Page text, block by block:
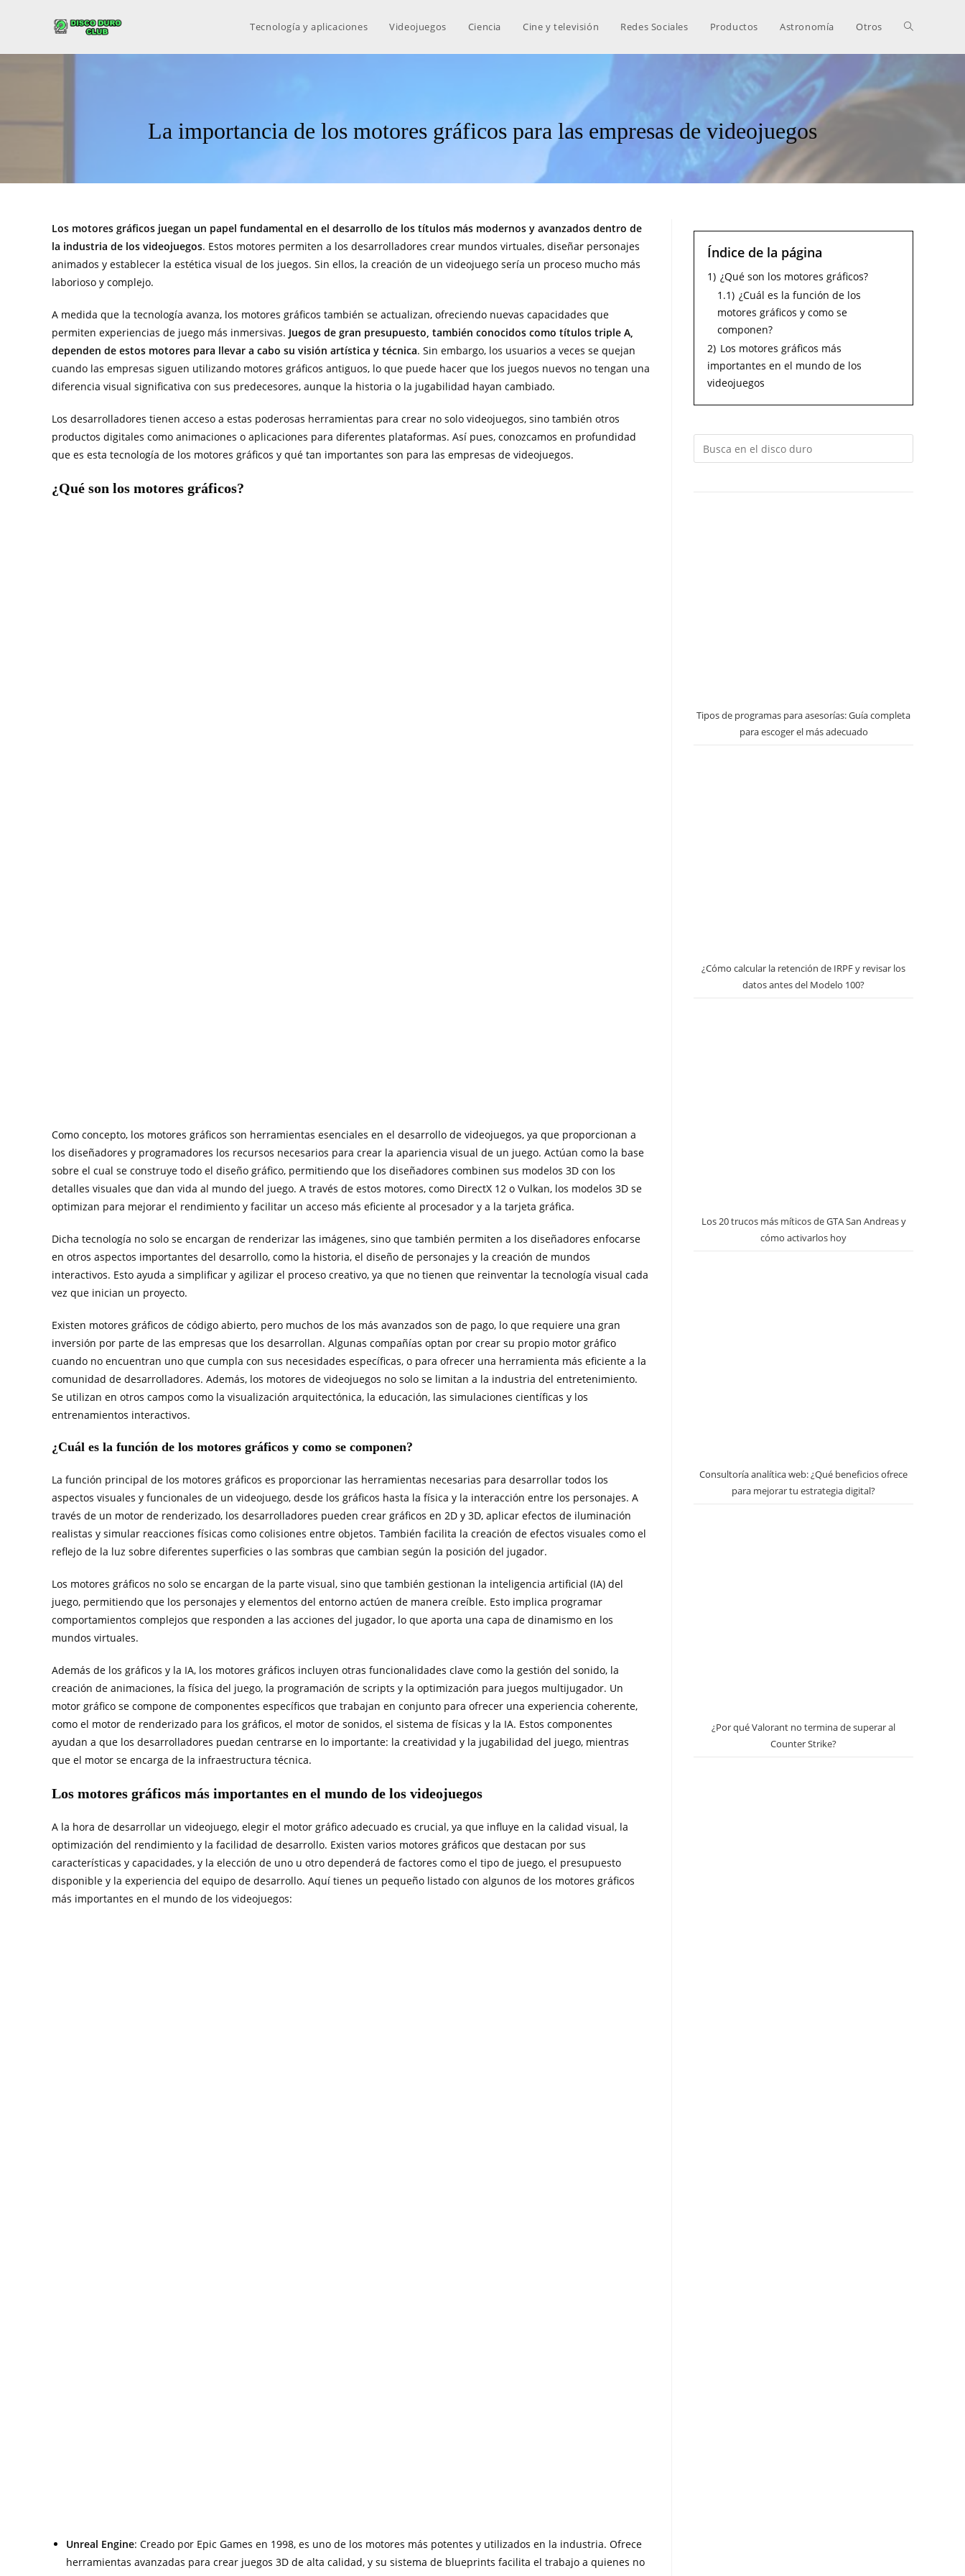
Tecnología y aplicaciones Videojuegos Ciencia Cine y televisión Redes Sociales Productos Astronomía Otros
La importancia de los motores gráficos para las empresas de videojuegos
Los motores gráficos juegan un papel fundamental en el desarrollo de los títulos más modernos y avanzados dentro de
la industria de los videojuegos. Estos motores permiten a los desarrolladores crear mundos virtuales, diseñar personajes
animados y establecer la estética visual de los juegos. Sin ellos, la creación de un videojuego sería un proceso mucho más
laborioso y complejo.
A medida que la tecnología avanza, los motores gráficos también se actualizan, ofreciendo nuevas capacidades que
permiten experiencias de juego más inmersivas. Juegos de gran presupuesto, también conocidos como títulos triple A,
dependen de estos motores para llevar a cabo su visión artística y técnica. Sin embargo, los usuarios a veces se quejan
cuando las empresas siguen utilizando motores gráficos antiguos, lo que puede hacer que los juegos nuevos no tengan una
diferencia visual significativa con sus predecesores, aunque la historia o la jugabilidad hayan cambiado.
Los desarrolladores tienen acceso a estas poderosas herramientas para crear no solo videojuegos, sino también otros
productos digitales como animaciones o aplicaciones para diferentes plataformas. Así pues, conozcamos en profundidad
que es esta tecnología de los motores gráficos y qué tan importantes son para las empresas de videojuegos.
¿Qué son los motores gráficos?
Como concepto, los motores gráficos son herramientas esenciales en el desarrollo de videojuegos, ya que proporcionan a
los diseñadores y programadores los recursos necesarios para crear la apariencia visual de un juego. Actúan como la base
sobre el cual se construye todo el diseño gráfico, permitiendo que los diseñadores combinen sus modelos 3D con los
detalles visuales que dan vida al mundo del juego. A través de estos motores, como DirectX 12 o Vulkan, los modelos 3D se
optimizan para mejorar el rendimiento y facilitar un acceso más eficiente al procesador y a la tarjeta gráfica.
Dicha tecnología no solo se encargan de renderizar las imágenes, sino que también permiten a los diseñadores enfocarse
en otros aspectos importantes del desarrollo, como la historia, el diseño de personajes y la creación de mundos
interactivos. Esto ayuda a simplificar y agilizar el proceso creativo, ya que no tienen que reinventar la tecnología visual cada
vez que inician un proyecto.
Existen motores gráficos de código abierto, pero muchos de los más avanzados son de pago, lo que requiere una gran
inversión por parte de las empresas que los desarrollan. Algunas compañías optan por crear su propio motor gráfico
cuando no encuentran uno que cumpla con sus necesidades específicas, o para ofrecer una herramienta más eficiente a la
comunidad de desarrolladores. Además, los motores de videojuegos no solo se limitan a la industria del entretenimiento.
Se utilizan en otros campos como la visualización arquitectónica, la educación, las simulaciones científicas y los
entrenamientos interactivos.
¿Cuál es la función de los motores gráficos y como se componen?
La función principal de los motores gráficos es proporcionar las herramientas necesarias para desarrollar todos los
aspectos visuales y funcionales de un videojuego, desde los gráficos hasta la física y la interacción entre los personajes. A
través de un motor de renderizado, los desarrolladores pueden crear gráficos en 2D y 3D, aplicar efectos de iluminación
realistas y simular reacciones físicas como colisiones entre objetos. También facilita la creación de efectos visuales como el
reflejo de la luz sobre diferentes superficies o las sombras que cambian según la posición del jugador.
Los motores gráficos no solo se encargan de la parte visual, sino que también gestionan la inteligencia artificial (IA) del
juego, permitiendo que los personajes y elementos del entorno actúen de manera creíble. Esto implica programar
comportamientos complejos que responden a las acciones del jugador, lo que aporta una capa de dinamismo en los
mundos virtuales.
Además de los gráficos y la IA, los motores gráficos incluyen otras funcionalidades clave como la gestión del sonido, la
creación de animaciones, la física del juego, la programación de scripts y la optimización para juegos multijugador. Un
motor gráfico se compone de componentes específicos que trabajan en conjunto para ofrecer una experiencia coherente,
como el motor de renderizado para los gráficos, el motor de sonidos, el sistema de físicas y la IA. Estos componentes
ayudan a que los desarrolladores puedan centrarse en lo importante: la creatividad y la jugabilidad del juego, mientras
que el motor se encarga de la infraestructura técnica.
Los motores gráficos más importantes en el mundo de los videojuegos
A la hora de desarrollar un videojuego, elegir el motor gráfico adecuado es crucial, ya que influye en la calidad visual, la
optimización del rendimiento y la facilidad de desarrollo. Existen varios motores gráficos que destacan por sus
características y capacidades, y la elección de uno u otro dependerá de factores como el tipo de juego, el presupuesto
disponible y la experiencia del equipo de desarrollo. Aquí tienes un pequeño listado con algunos de los motores gráficos
más importantes en el mundo de los videojuegos:
Unreal Engine: Creado por Epic Games en 1998, es uno de los motores más potentes y utilizados en la industria. Ofrece
herramientas avanzadas para crear juegos 3D de alta calidad, y su sistema de blueprints facilita el trabajo a quienes no
Índice de la página
1) ¿Qué son los motores gráficos?
1.1) ¿Cuál es la función de los
motores gráficos y como se
componen?
2) Los motores gráficos más
importantes en el mundo de los
videojuegos
Tipos de programas para asesorías: Guía completa
para escoger el más adecuado
¿Cómo calcular la retención de IRPF y revisar los
datos antes del Modelo 100?
Los 20 trucos más míticos de GTA San Andreas y
cómo activarlos hoy
Consultoría analítica web: ¿Qué beneficios ofrece
para mejorar tu estrategia digital?
¿Por qué Valorant no termina de superar al
Counter Strike?